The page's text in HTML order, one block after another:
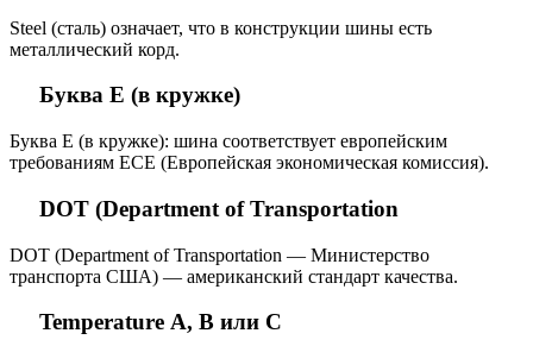
Steel (сталь) означает, что в конструкции шины есть
металлический корд.
Буква E (в кружке)
Буква E (в кружке): шина соответствует европейским
требованиям ECE (Европейская экономическая комиссия).
DOT (Department of Transportation
DOT (Department of Transportation — Министерство
транспорта США) — американский стандарт качества.
Temperature А, В или С